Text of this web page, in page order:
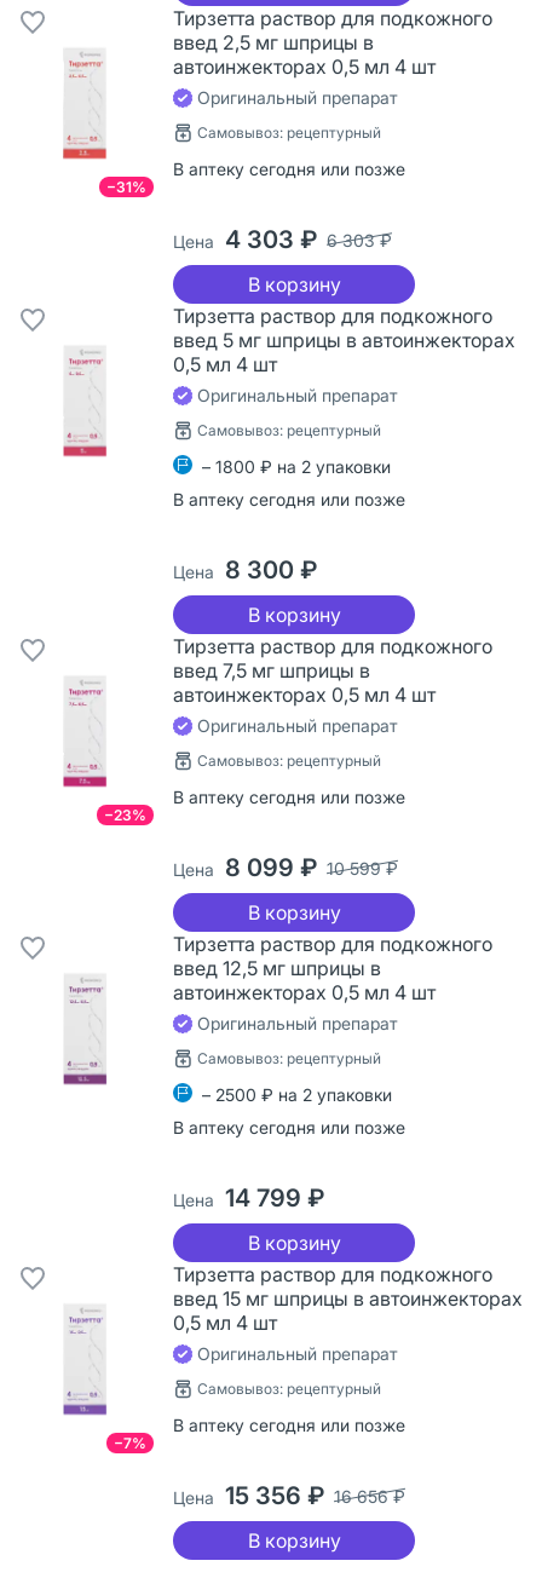
−31%
Тирзетта раствор для подкожного
введ 2,5 мг шприцы в
автоинжекторах 0,5 мл 4 шт
Оригинальный препарат
Самовывоз: рецептурный
В аптеку сегодня или позже
Цена 4 303 ₽ 6 303 ₽
В корзину
Тирзетта раствор для подкожного
введ 5 мг шприцы в автоинжекторах
0,5 мл 4 шт
Оригинальный препарат
Самовывоз: рецептурный
– 1800 ₽ на 2 упаковки
В аптеку сегодня или позже
Цена 8 300 ₽
В корзину
−23%
Тирзетта раствор для подкожного
введ 7,5 мг шприцы в
автоинжекторах 0,5 мл 4 шт
Оригинальный препарат
Самовывоз: рецептурный
В аптеку сегодня или позже
Цена 8 099 ₽ 10 599 ₽
В корзину
Тирзетта раствор для подкожного
введ 12,5 мг шприцы в
автоинжекторах 0,5 мл 4 шт
Оригинальный препарат
Самовывоз: рецептурный
– 2500 ₽ на 2 упаковки
В аптеку сегодня или позже
Цена 14 799 ₽
В корзину
−7%
Тирзетта раствор для подкожного
введ 15 мг шприцы в автоинжекторах
0,5 мл 4 шт
Оригинальный препарат
Самовывоз: рецептурный
В аптеку сегодня или позже
Цена 15 356 ₽ 16 656 ₽
В корзину